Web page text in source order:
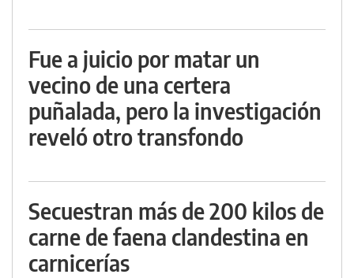
Fue a juicio por matar un
vecino de una certera
puñalada, pero la investigación
reveló otro transfondo
Secuestran más de 200 kilos de
carne de faena clandestina en
carnicerías